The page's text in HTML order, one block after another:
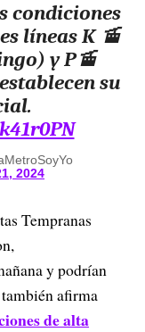
condiciones
líneas K 🚡
y P🚡
su
2024
Tempranas
y podrían
afirma
de alta